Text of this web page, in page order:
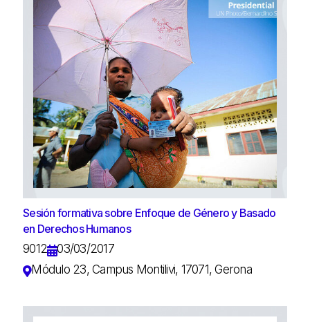
Sesión formativa sobre Enfoque de Género y Basado
en Derechos Humanos
9012
03/03/2017
Módulo 23, Campus Montilivi, 17071, Gerona